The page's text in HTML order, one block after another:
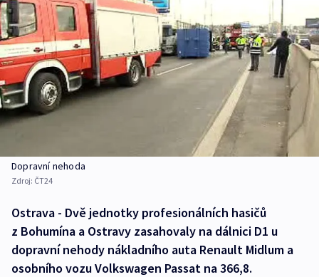
Dopravní nehoda
Zdroj: ČT24
Ostrava - Dvě jednotky profesionálních hasičů
z Bohumína a Ostravy zasahovaly na dálnici D1 u
dopravní nehody nákladního auta Renault Midlum a
osobního vozu Volkswagen Passat na 366,8.